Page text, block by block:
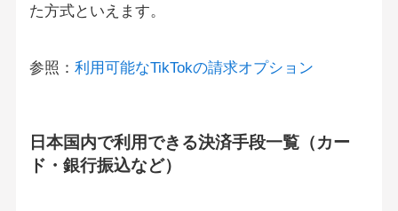
た方式といえます。
参照： 利用可能なTikTokの請求オプション
日本国内で利用できる決済手段一覧（カー
ド・銀行振込など）